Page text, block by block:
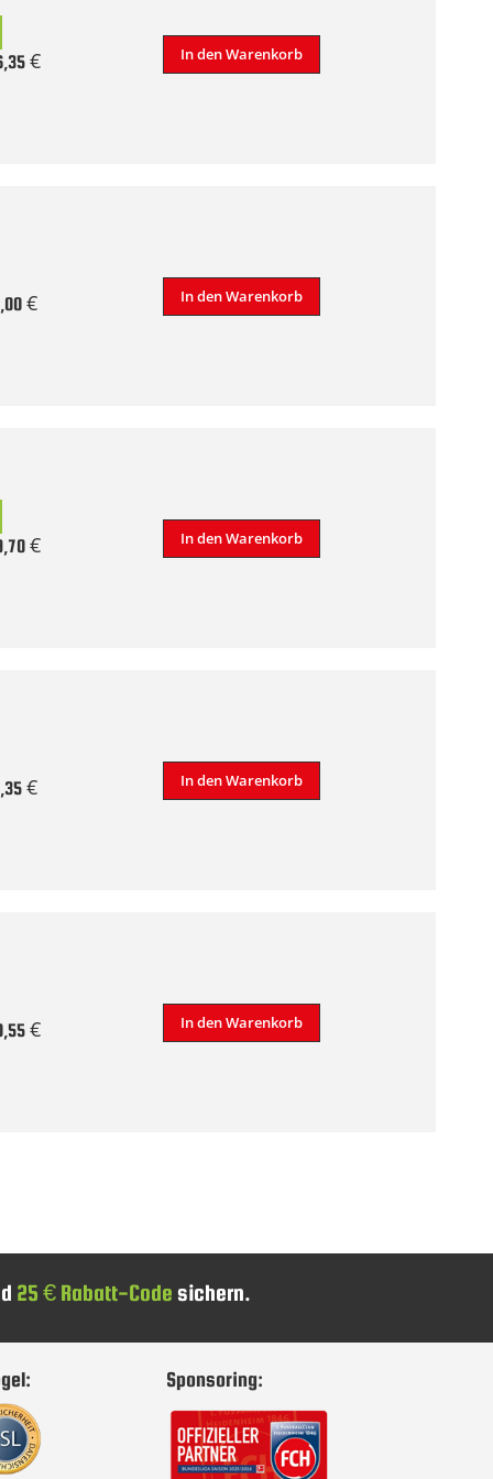
€ In den Warenkorb
€ In den Warenkorb
€ In den Warenkorb
€ In den Warenkorb
€ In den Warenkorb
25 € Rabatt-Code sichern.
Sponsoring: